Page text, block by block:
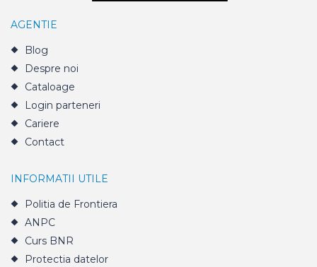
AGENTIE
Blog
Despre noi
Cataloage
Login parteneri
Cariere
Contact
INFORMATII UTILE
Politia de Frontiera
ANPC
Curs BNR
Protectia datelor